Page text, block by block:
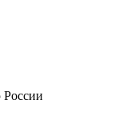
России